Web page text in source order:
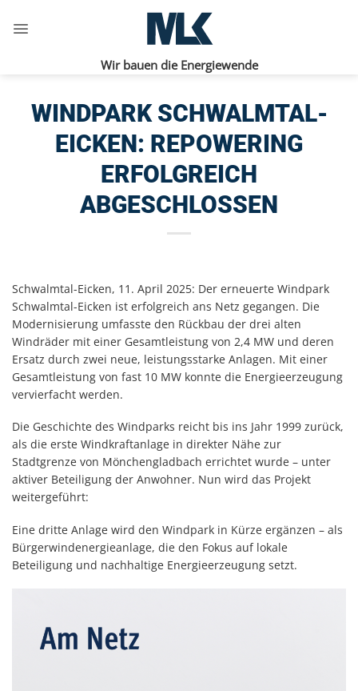
Inhalt
Wir bauen die Energiewende
WINDPARK SCHWALMTAL-
EICKEN: REPOWERING
ERFOLGREICH
ABGESCHLOSSEN
Schwalmtal-Eicken, 11. April 2025: Der erneuerte Windpark
Schwalmtal-Eicken ist erfolgreich ans Netz gegangen. Die
Modernisierung umfasste den Rückbau der drei alten
Windräder mit einer Gesamtleistung von 2,4 MW und deren
Ersatz durch zwei neue, leistungsstarke Anlagen. Mit einer
Gesamtleistung von fast 10 MW konnte die Energieerzeugung
vervierfacht werden.
Die Geschichte des Windparks reicht bis ins Jahr 1999 zurück,
als die erste Windkraftanlage in direkter Nähe zur
Stadtgrenze von Mönchengladbach errichtet wurde – unter
aktiver Beteiligung der Anwohner. Nun wird das Projekt
weitergeführt:
Eine dritte Anlage wird den Windpark in Kürze ergänzen – als
Bürgerwindenergieanlage, die den Fokus auf lokale
Beteiligung und nachhaltige Energieerzeugung setzt.